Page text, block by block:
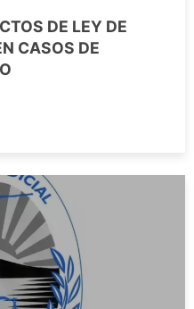
DE LEY DE
CASOS DE